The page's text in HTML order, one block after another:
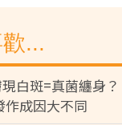
...
白斑=真菌纏身
作成因大不同